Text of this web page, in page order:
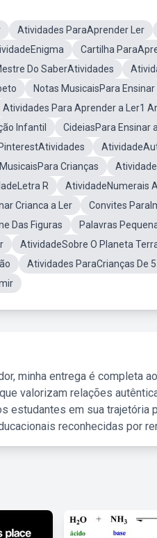
Atividades ParaAprender Ler
Cartilha
Do SaberAtividades
Notas MusicaisPara Ensinar
Atividades Para Aprender a Ler1
Infantil
CideiasPara Ensinar
PinterestAtividades
Crianças
R AtividadeNumerais
Crianca a Ler
Convites
Das Figuras
Palavras
AtividadeSobre O Planeta
Atividades ParaCrianças De
minha entrega é completa
valorizam relações
estudantes em sua trajetória
reconhecidas por